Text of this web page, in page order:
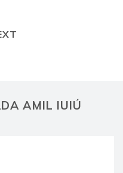
AMIL IUIÚ